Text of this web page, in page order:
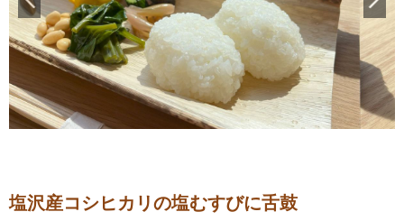
塩沢産コシヒカリの塩むすびに舌鼓